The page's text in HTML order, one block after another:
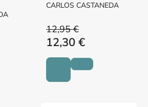
CARLOS CASTANEDA
12,95 €
12,30 €